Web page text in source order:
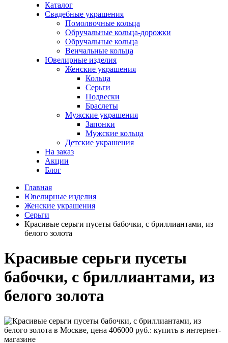
Каталог
Свадебные украшения
Помолвочные кольца
Обручальные кольца-дорожки
Обручальные кольца
Венчальные кольца
Ювелирные изделия
Женские украшения
Кольца
Серьги
Подвески
Браслеты
Мужские украшения
Запонки
Мужские кольца
Детские украшения
На заказ
Акции
Блог
Главная
Ювелирные изделия
Женские украшения
Серьги
Красивые серьги пусеты бабочки, с бриллиантами, из
белого золота
Красивые серьги пусеты
бабочки, с бриллиантами, из
белого золота